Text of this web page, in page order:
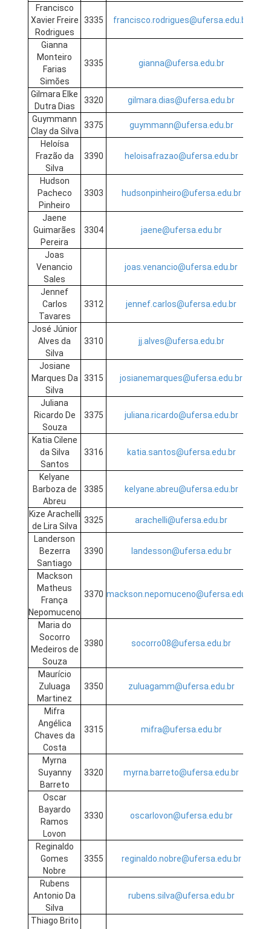
Francisco
Xavier Freire
Rodrigues
3335 francisco.rodrigues@ufersa.edu.br
Gianna
Monteiro
Farias
Simões
3335 gianna@ufersa.edu.br
Gilmara Elke
Dutra Dias
3320
gilmara.dias@ufersa.edu.br
Guymmann
Clay da Silva
3375
guymmann@ufersa.edu.br
Heloísa
Frazão da
Silva
3390 heloisafrazao@ufersa.edu.br
Hudson
Pacheco
Pinheiro
3303 hudsonpinheiro@ufersa.edu.br
Jaene
Guimarães
Pereira
3304 jaene@ufersa.edu.br
Joas
Venancio
Sales
joas.venancio@ufersa.edu.br
Jennef
Carlos
Tavares
3312 jennef.carlos@ufersa.edu.br
José Júnior
Alves da
Silva
3310 jj.alves@ufersa.edu.br
Josiane
Marques Da
Silva
3315 josianemarques@ufersa.edu.br
Juliana
Ricardo De
Souza
3375 juliana.ricardo@ufersa.edu.br
Katia Cilene
da Silva
Santos
3316 katia.santos@ufersa.edu.br
Kelyane
Barboza de
Abreu
3385 kelyane.abreu@ufersa.edu.br
Kize Arachelli
de Lira Silva
3325
arachelli@ufersa.edu.br
Landerson
Bezerra
Santiago
3390 landesson@ufersa.edu.br
Mackson
Matheus
França
Nepomuceno
3370 mackson.nepomuceno@ufersa.edu.br
Maria do
Socorro
Medeiros de
Souza
3380 socorro08@ufersa.edu.br
Maurício
Zuluaga
Martinez
3350 zuluagamm@ufersa.edu.br
Mifra
Angélica
Chaves da
Costa
3315 mifra@ufersa.edu.br
Myrna
Suyanny
Barreto
3320 myrna.barreto@ufersa.edu.br
Oscar
Bayardo
Ramos
Lovon
3330 oscarlovon@ufersa.edu.br
Reginaldo
Gomes
Nobre
3355 reginaldo.nobre@ufersa.edu.br
Rubens
Antonio Da
Silva
rubens.silva@ufersa.edu.br
Thiago Brito